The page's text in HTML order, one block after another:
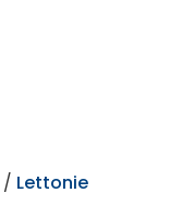
/ Lettonie